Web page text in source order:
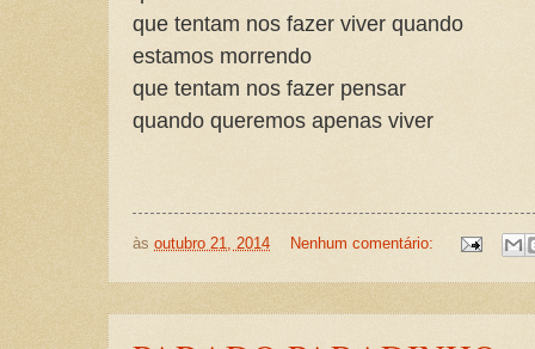
que tentam nos fazer viver quando
estamos morrendo
que tentam nos fazer pensar
quando queremos apenas viver
às outubro 21, 2014 Nenhum comentário: